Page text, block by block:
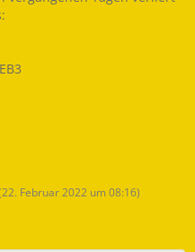
22. Februar 2022 um 08:16)